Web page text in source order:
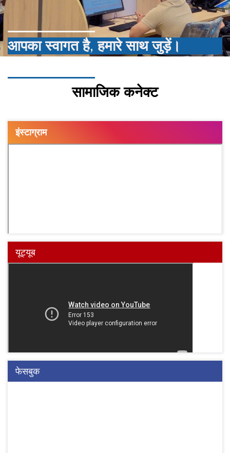
आपका स्वागत है, हमारे साथ जुड़ें।
सामाजिक कनेक्ट
इंस्टाग्राम
यूट्यूब
फेसबुक